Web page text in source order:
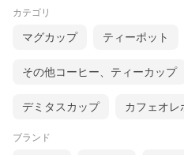
カテゴリ
マグカップ ティーポット
その他コーヒー、ティーカップ
デミタスカップ カフェオレ
ブランド